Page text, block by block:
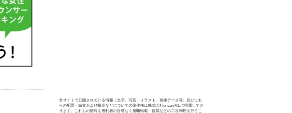
当サイトで公開されている情報（文字、写真、イラスト、画像データ等）及びこれ
らの配置・編集および構造などについての著作権は株式会社oricon MEに帰属してお
ります。これらの情報を権利者の許可なく無断転載・複製などの二次利用を行うこ